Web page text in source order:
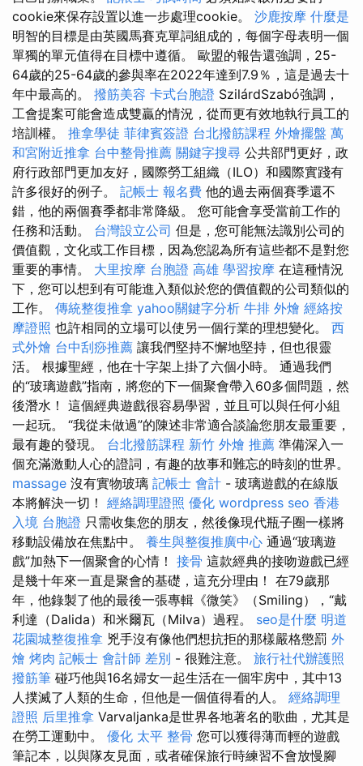
cookie來保存設置以進一步處理cookie。 沙鹿按摩 什麼是
明智的目標是由英國馬賽克單詞組成的，每個字母表明一個
單獨的單元值得在目標中遵循。 歐盟的報告還強調，25-
64歲的25-64歲的參與率在2022年達到7.9％，這是過去十
年中最高的。 撥筋美容 卡式台胞證 SzilárdSzabó強調，
工會提案可能會造成雙贏的情況，從而更有效地執行員工的
培訓權。 推拿學徒 菲律賓簽證 台北撥筋課程 外燴擺盤 萬
和宮附近推拿 台中整骨推薦 關鍵字搜尋 公共部門更好，政
府行政部門更加友好，國際勞工組織（ILO）和國際實踐有
許多很好的例子。 記帳士 報名費 他的過去兩個賽季還不
錯，他的兩個賽季都非常降級。 您可能會享受當前工作的
任務和活動。 台灣設立公司 但是，您可能無法識別公司的
價值觀，文化或工作目標，因為您認為所有這些都不是對您
重要的事情。 大里按摩 台胞證 高雄 學習按摩 在這種情況
下，您可以想到有可能進入類似於您的價值觀的公司類似的
工作。 傳統整復推拿 yahoo關鍵字分析 牛排 外燴 經絡按
摩證照 也許相同的立場可以使另一個行業的理想變化。 西
式外燴 台中刮痧推薦 讓我們堅持不懈地堅持，但也很靈
活。 根據聖經，他在十字架上掛了六個小時。 通過我們
的“玻璃遊戲”指南，將您的下一個聚會帶入60多個問題，然
後潛水！ 這個經典遊戲很容易學習，並且可以與任何小組
一起玩。 “我從未做過”的陳述非常適合談論您朋友最重要，
最有趣的發現。 台北撥筋課程 新竹 外燴 推薦 準備深入一
個充滿激動人心的證詞，有趣的故事和難忘的時刻的世界。
massage 沒有實物玻璃 記帳士 會計 - 玻璃遊戲的在線版
本將解決一切！ 經絡調理證照 優化 wordpress seo 香港
入境 台胞證 只需收集您的朋友，然後像現代瓶子圈一樣將
移動設備放在焦點中。 養生與整復推廣中心 通過“玻璃遊
戲”加熱下一個聚會的心情！ 接骨 這款經典的接吻遊戲已經
是幾十年來一直是聚會的基礎，這充分理由！ 在79歲那
年，他錄製了他的最後一張專輯《微笑》（Smiling），“戴
利達（Dalida）和米爾瓦（Milva）過程。 seo是什麼 明道
花園城整復推拿 兇手沒有像他們想抗拒的那樣嚴格懲罰 外
燴 烤肉 記帳士 會計師 差別 - 很難注意。 旅行社代辦護照
撥筋筆 碰巧他與16名婦女一起生活在一個牢房中，其中13
人撲滅了人類的生命，但他是一個值得看的人。 經絡調理
證照 后里推拿 Varvaljanka是世界各地著名的歌曲，尤其是
在勞工運動中。 優化 太平 整骨 您可以獲得薄而輕的遊戲
筆記本，以與隊友見面，或者確保旅行時練習不會放慢腳